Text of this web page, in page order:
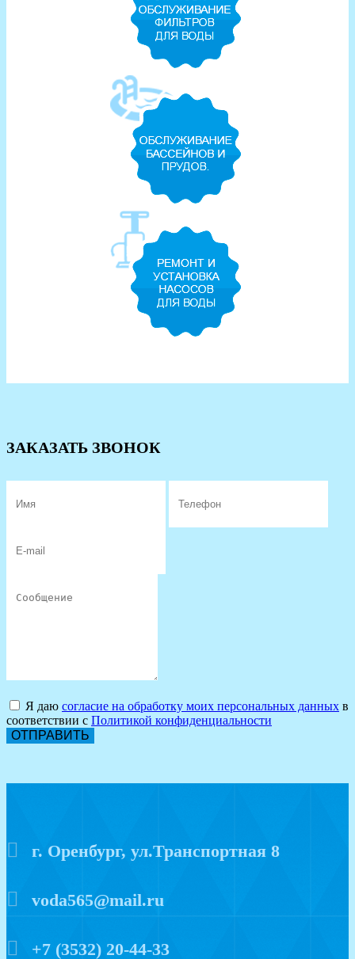
ЗАКАЗАТЬ ЗВОНОК
Я даю согласие на обработку моих персональных данных в
соответствии с Политикой конфиденциальности
ОТПРАВИТЬ
г. Оренбург, ул.Транспортная 8
voda565@mail.ru
+7 (3532) 20-44-33